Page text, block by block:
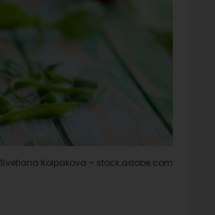
Svetlana Kolpakova – stock.adobe.com